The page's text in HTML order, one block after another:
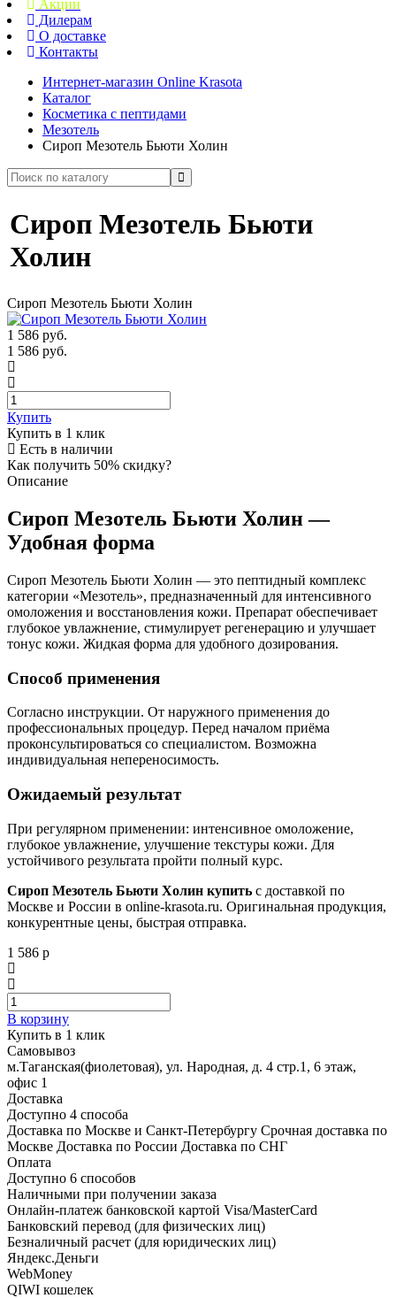
Акции
Дилерам
О доставке
Контакты
Интернет-магазин Online Krasota
Каталог
Косметика с пептидами
Мезотель
Сироп Мезотель Бьюти Холин
Сироп Мезотель Бьюти
Холин
Сироп Мезотель Бьюти Холин
1 586 руб.
1 586 руб.
Купить
Купить в 1 клик
Есть в наличии
Как получить 50% скидку?
Описание
Сироп Мезотель Бьюти Холин —
Удобная форма
Сироп Мезотель Бьюти Холин — это пептидный комплекс
категории «Мезотель», предназначенный для интенсивного
омоложения и восстановления кожи. Препарат обеспечивает
глубокое увлажнение, стимулирует регенерацию и улучшает
тонус кожи. Жидкая форма для удобного дозирования.
Способ применения
Согласно инструкции. От наружного применения до
профессиональных процедур. Перед началом приёма
проконсультироваться со специалистом. Возможна
индивидуальная непереносимость.
Ожидаемый результат
При регулярном применении: интенсивное омоложение,
глубокое увлажнение, улучшение текстуры кожи. Для
устойчивого результата пройти полный курс.
Сироп Мезотель Бьюти Холин купить с доставкой по
Москве и России в online-krasota.ru. Оригинальная продукция,
конкурентные цены, быстрая отправка.
1 586 р
В корзину
Купить в 1 клик
Самовывоз
м.Таганская(фиолетовая), ул. Народная, д. 4 стр.1, 6 этаж,
офис 1
Доставка
Доступно 4 способа
Доставка по Москве и Санкт-Петербургу Срочная доставка по
Москве Доставка по России Доставка по СНГ
Оплата
Доступно 6 способов
Наличными при получении заказа
Онлайн-платеж банковской картой Visa/MasterCard
Банковский перевод (для физических лиц)
Безналичный расчет (для юридических лиц)
Яндекс.Деньги
WebMoney
QIWI кошелек